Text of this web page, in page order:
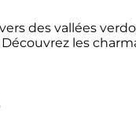
des vallées
les